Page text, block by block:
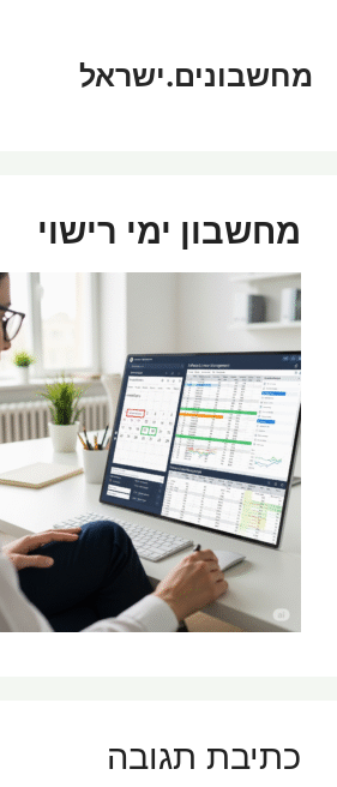
מחשבונים.ישראל
מחשבון ימי רישוי
כתיבת תגובה